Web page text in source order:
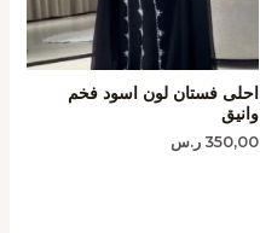
احلى فستان لون اسود فخم
وانيق
350,00 ر.س